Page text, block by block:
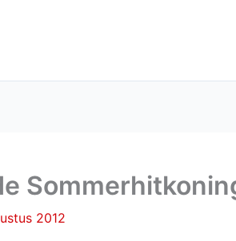
2012